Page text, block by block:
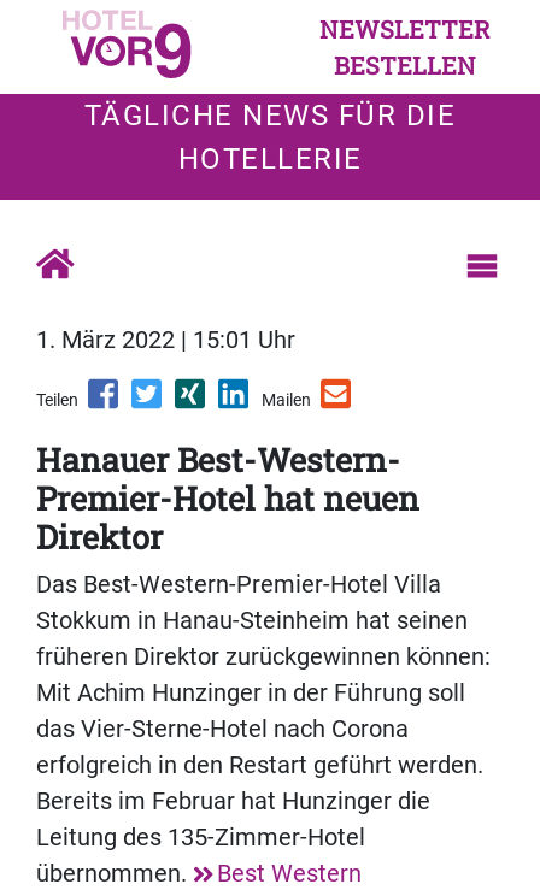
NEWSLETTER
BESTELLEN
TÄGLICHE NEWS FÜR DIE
HOTELLERIE
1. März 2022 | 15:01 Uhr
Teilen Mailen
Hanauer Best-Western-
Premier-Hotel hat neuen
Direktor
Das Best-Western-Premier-Hotel Villa
Stokkum in Hanau-Steinheim hat seinen
früheren Direktor zurückgewinnen können:
Mit Achim Hunzinger in der Führung soll
das Vier-Sterne-Hotel nach Corona
erfolgreich in den Restart geführt werden.
Bereits im Februar hat Hunzinger die
Leitung des 135-Zimmer-Hotel
übernommen.
Best Western